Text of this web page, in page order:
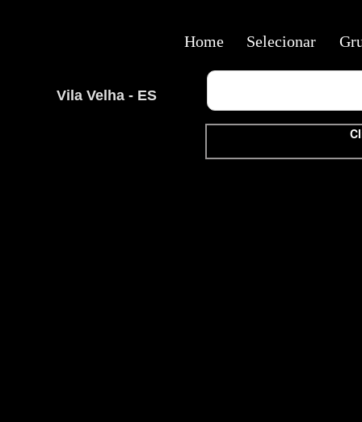
Vila Velha - ES
Home Selecionar